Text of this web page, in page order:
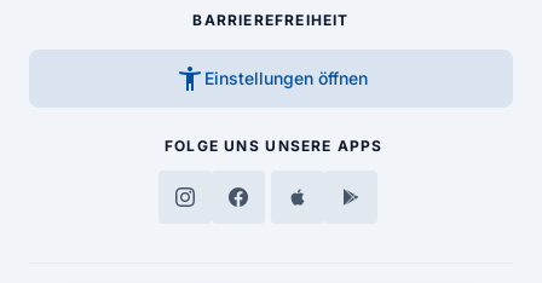
BARRIEREFREIHEIT
accessibility_new Einstellungen öffnen
FOLGE UNS UNSERE APPS